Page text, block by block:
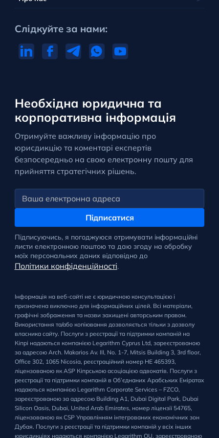
Необхідна юридична та
корпоративна інформація
Отримуйте важливу інформацію про
юрисдикцію та коментарі експертів
безпосередньо на свою електронну пошту для
прийняття стратегічних рішень.
Підписатися
Підписуючись, я погоджуюся отримувати інформаційні
листи електронною поштою та даю згоду на обробку
моїх персональних даних відповідно до
Політики конфіденційності.
Слідкуйте за нами:
Інформація на веб-сайті не є юридичною консультацією і
призначена виключно для інформаційних цілей. Всі матеріали,
графічні зображення та назви захищені авторським правом.
Використання та/або копіювання дозволяється тільки з дозволу
власника сайту. Послуги з реєстрації та підтримки компаній на
Кіпрі надаються компанією Legarithm Cyprus Ltd, зареєстрованою
за адресою Arch. Makarios Av. III, No. 1-7, Mitsis Building 3, 3rd floor,
Office 302, 1065 Nicosia, реєстраційний номер HE 465393,
ліцензованою як ASP Кіпрською асоціацією адвокатів. Послуги з
реєстрації та підтримки компаній в Об’єднаних Арабських Еміратах
надаються компанією Legarithm Corporate Services – FZCO,
зареєстрованою за адресою Building A1, Dubai Digital Park, Dubai
Silicon Oasis, Dubai, United Arab Emirates, номер ліцензії 54765,
ліцензованою як CSP Управлінням інтегрованих економічних зон
Дубая. Послуги з реєстрації та підтримки компаній у всіх інших
юрисдикціях надаються компанією Legarithm OU, зареєстрованою